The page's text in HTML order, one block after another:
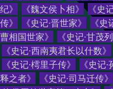
纪》 《魏文侯卜相》 《史
传》 《史记·晋世家》 《史
曹相国世家》 《史记·甘茂
《史记·西南夷君长以什数》
《史记·樗里子传》 《史记
释之者》 《史记·司马迁传》